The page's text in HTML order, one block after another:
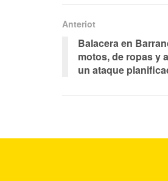
Anteriot
Balacera en
motos, de ropas y
un ataque